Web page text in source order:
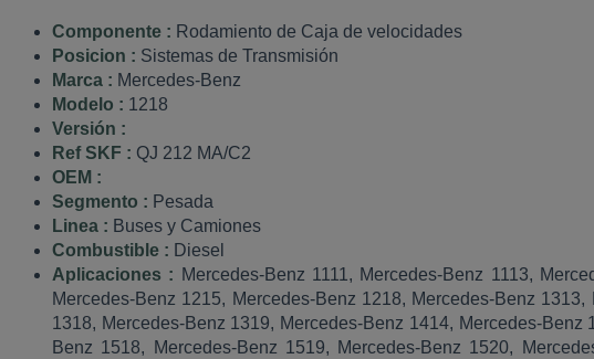
Componente : Rodamiento de Caja de velocidades
Posicion : Sistemas de Transmisión
Marca : Mercedes-Benz
Modelo : 1218
Versión :
Ref SKF : QJ 212 MA/C2
OEM :
Segmento : Pesada
Linea : Buses y Camiones
Combustible : Diesel
Aplicaciones : Mercedes-Benz 1111, Mercedes-Benz 1113,
Mercedes-Benz 1215, Mercedes-Benz 1218, Mercedes-Benz
1318, Mercedes-Benz 1319, Mercedes-Benz 1414, Mercedes-
Benz 1518, Mercedes-Benz 1519, Mercedes-Benz 1520,